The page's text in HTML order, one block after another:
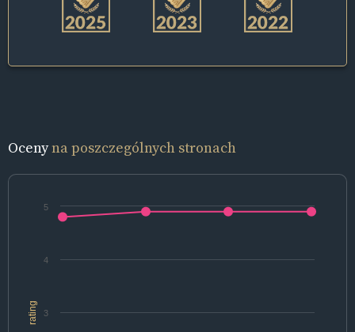
Ocenyna poszczególnych stronach
rating 3
4
5